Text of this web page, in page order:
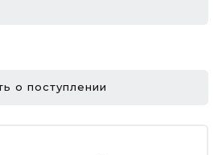
о поступлении